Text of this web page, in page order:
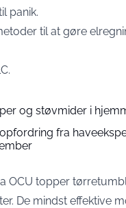
panik.
til at gøre
.
og støvmider i
fra
OCU topper
De mindst effektive